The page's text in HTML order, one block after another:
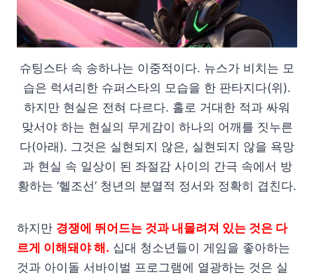
슈팅스타 속 송하나는 이중적이다. 뉴스가 비치는 모
습은 럭셔리한 슈퍼스타의 모습을 한 판타지다(위).
하지만 현실은 전혀 다르다. 홀로 거대한 적과 싸워
맞서야 하는 현실의 무게감이 하나의 어깨를 짓누른
다(아래). 그것은 실현되지 않은, 실현되지 않을 욕망
과 현실 속 일상이 된 좌절감 사이의 간극 속에서 방
황하는 ‘헬조선’ 청년의 분열적 정서와 정확히 겹친다.
하지만 경쟁에 뛰어드는 것과 내몰려져 있는 것은 다
르게 이해돼야 해. 십대 청소년들이 게임을 좋아하는
것과 아이돌 서바이벌 프로그램에 열광하는 것은 실